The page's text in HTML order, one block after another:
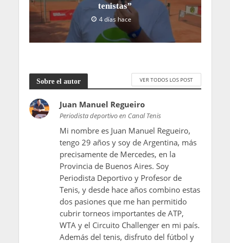
tenistas”
4 días hace
Sobre el autor VER TODOS LOS POST
Juan Manuel Regueiro
Periodista deportivo en Canal Tenis
Mi nombre es Juan Manuel Regueiro,
tengo 29 años y soy de Argentina, más
precisamente de Mercedes, en la
Provincia de Buenos Aires. Soy
Periodista Deportivo y Profesor de
Tenis, y desde hace años combino estas
dos pasiones que me han permitido
cubrir torneos importantes de ATP,
WTA y el Circuito Challenger en mi país.
Además del tenis, disfruto del fútbol y